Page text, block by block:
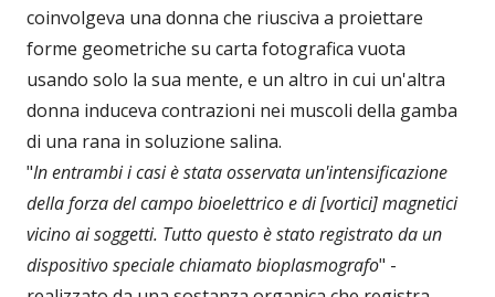
coinvolgeva una donna che riusciva a proiettare
forme geometriche su carta fotografica vuota
usando solo la sua mente, e un altro in cui un'altra
donna induceva contrazioni nei muscoli della gamba
di una rana in soluzione salina.
"In entrambi i casi è stata osservata un'intensificazione
della forza del campo bioelettrico e di [vortici] magnetici
vicino ai soggetti. Tutto questo è stato registrato da un
dispositivo speciale chiamato bioplasmografo" -